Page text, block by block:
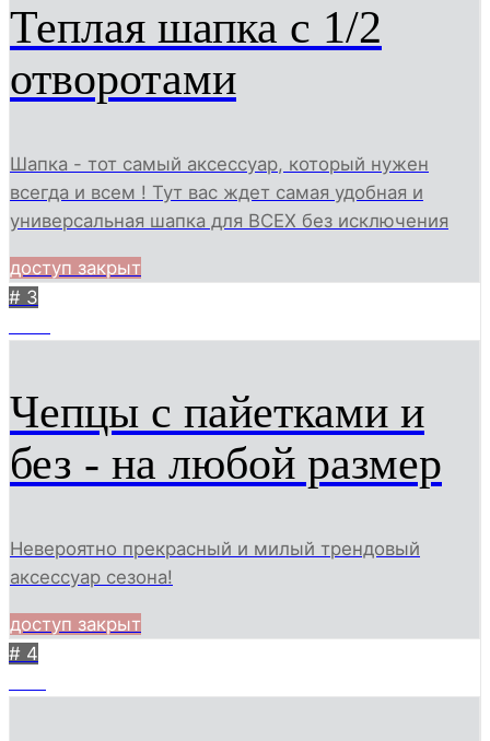
Теплая шапка с 1/2
отворотами
Шапка - тот самый аксессуар, который нужен
всегда и всем ! Тут вас ждет самая удобная и
универсальная шапка для ВСЕХ без исключения
доступ закрыт
# 3
Чепцы с пайетками и
без - на любой размер
Невероятно прекрасный и милый трендовый
аксессуар сезона!
доступ закрыт
# 4